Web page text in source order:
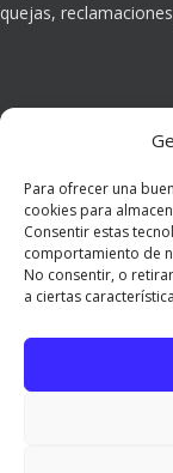
Para ofrecer una
cookies para
Consentir estas
comportamiento de
No consentir, o
a ciertas
quejas,